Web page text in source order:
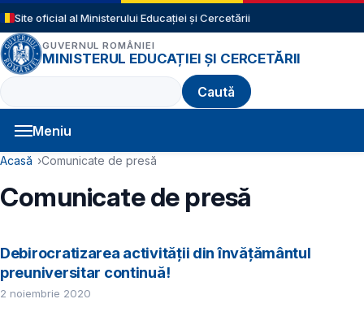
Sari la conținutul principal
Site oficial al Ministerului Educației și Cercetării
GUVERNUL ROMÂNIEI
MINISTERUL EDUCAȚIEI ȘI CERCETĂRII
Caută
Meniu
Navigație principală
Cale de navigare
Acasă Comunicate de presă
Comunicate de presă
Debirocratizarea activității din învățământul
preuniversitar continuă!
2 noiembrie 2020